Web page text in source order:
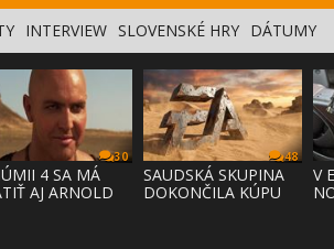
INTERVIEW SLOVENSKÉ HRY DÁTUMY
30
4 SA MÁ
AJ ARNOLD
48
SAUDSKÁ SKUPINA
DOKONČILA KÚPU
V